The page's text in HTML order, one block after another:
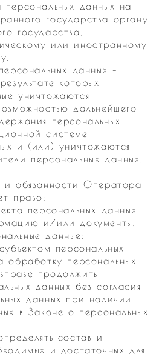
данных на
государства органу
государства,
или иностранному
данных –
которых
уничтожаются
дальнейшего
персональных
системе
и (или) уничтожаются
персональных данных.
обязанности Оператора
право:
персональных данных
и/или документы,
данные;
персональных
обработку персональных
продолжить
данных без согласия
данных при наличии
в Законе о персональных
состав и
и достаточных для